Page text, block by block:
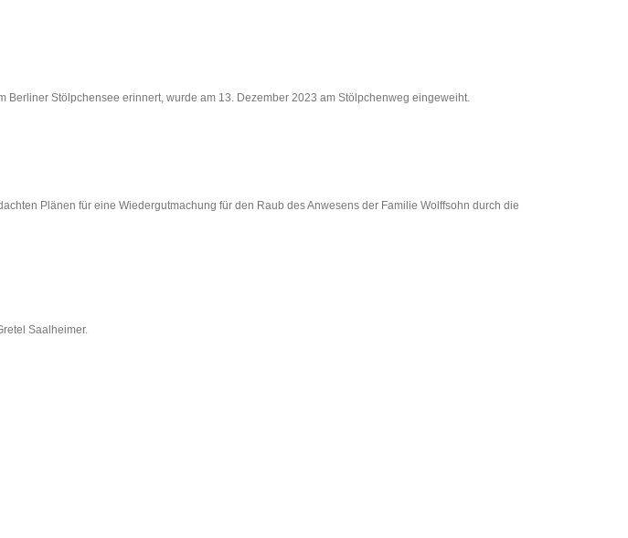
Stölpchensee erinnert, wurde am 13. Dezember 2023 am Stölpchenweg eingeweiht.
Plänen für eine Wiedergutmachung für den Raub des Anwesens der Familie Wolffsohn durch die
Saalheimer.